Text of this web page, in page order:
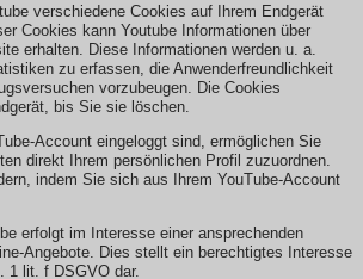
verschiedene Cookies auf Ihrem Endgerät
Cookies kann Youtube Informationen über
erhalten. Diese Informationen werden u. a.
zu erfassen, die Anwenderfreundlichkeit
vorzubeugen. Die Cookies
bis Sie sie löschen.
Account eingeloggt sind, ermöglichen Sie
direkt Ihrem persönlichen Profil zuzuordnen.
indem Sie sich aus Ihrem YouTube-Account
erfolgt im Interesse einer ansprechenden
Angebote. Dies stellt ein berechtigtes Interesse
1 lit. f DSGVO dar.